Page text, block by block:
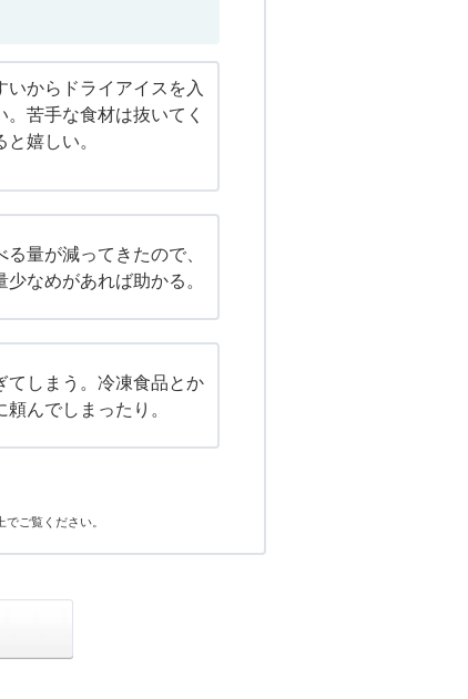
いからドライアイスを入
苦手な食材は抜いてく
嬉しい。
量が減ってきたので、
なめがあれば助かる。
てしまう。冷凍食品とか
んでしまったり。
ご覧ください。